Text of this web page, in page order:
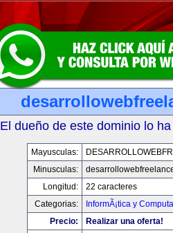
El dueño de este dominio lo
Mayusculas:
Minusculas:
Longitud:
22 caracteres
Categorias:
InformÃ¡tica y
Precio:
Realizar una oferta!